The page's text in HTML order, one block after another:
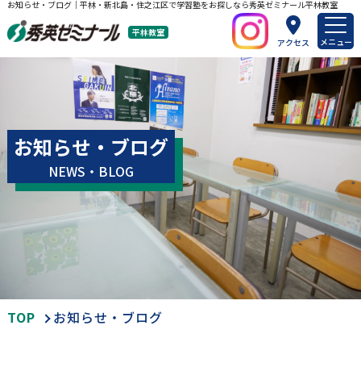
お知らせ・ブログ｜平林・新北島・住之江区で学習塾をお探しなら秀英ゼミナール平林教室
平林教室
アクセス
メニュー
お知らせ・ブログ
NEWS・BLOG
TOP お知らせ・ブログ